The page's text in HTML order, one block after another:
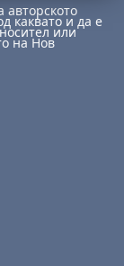
каквато и да е
или
на Нов